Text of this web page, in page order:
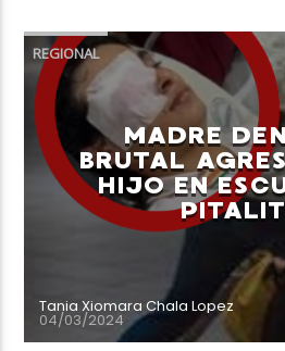
REGIONAL
MADRE
BRUTAL
HIJO EN
Tania Xiomara Chala Lopez
04/03/2024